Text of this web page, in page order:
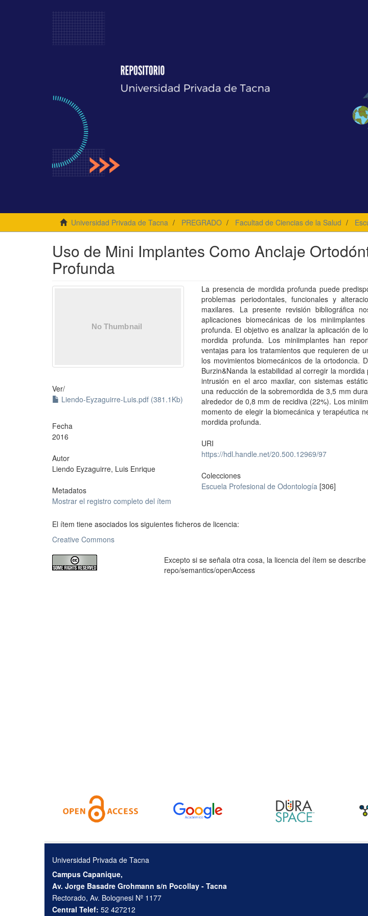
Universidad Privada de Tacna PREGRADO Facultad de Ciencias de la Salud
Uso de Mini Implantes Como Anclaje
Profunda
Ver/
Liendo-Eyzaguirre-Luis.pdf (381.1Kb)
Fecha
2016
Autor
Liendo Eyzaguirre, Luis Enrique
Metadatos
Mostrar el registro completo del ítem
La presencia de mordida profunda puede
problemas periodontales, funcionales y
maxilares. La presente revisión bibliográfica
aplicaciones biomecánicas de los
profunda. El objetivo es analizar la aplicación de
mordida profunda. Los miniimplantes han
ventajas para los tratamientos que requieren de
los movimientos biomecánicos de la ortodoncia.
Burzin&Nanda la estabilidad al corregir la
intrusión en el arco maxilar, con sistemas
una reducción de la sobremordida de 3,5 mm
alrededor de 0,8 mm de recidiva (22%). Los
momento de elegir la biomecánica y terapéutica
mordida profunda.
URI
https://hdl.handle.net/20.500.12969/97
Colecciones
Escuela Profesional de Odontología [306]
El ítem tiene asociados los siguientes ficheros de licencia:
Creative Commons
Excepto si se señala otra cosa, la licencia del ítem se
repo/semantics/openAccess
Universidad Privada de Tacna
Campus Capanique,
Av. Jorge Basadre Grohmann s/n Pocollay - Tacna
Rectorado, Av. Bolognesi Nº 1177
Central Telef: 52 427212